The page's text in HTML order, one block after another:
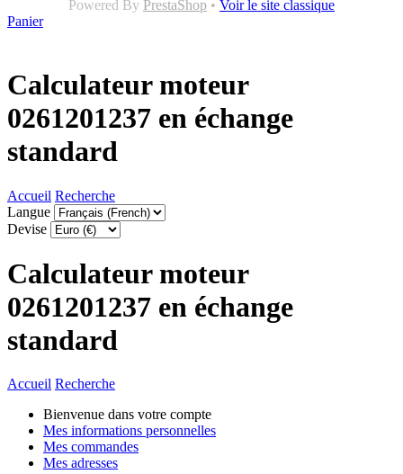
Powered By PrestaShop • Voir le site classique
Panier
Calculateur moteur
0261201237 en échange
standard
Accueil Recherche
Langue
Devise
Calculateur moteur
0261201237 en échange
standard
Accueil Recherche
Bienvenue dans votre compte
Mes informations personnelles
Mes commandes
Mes adresses